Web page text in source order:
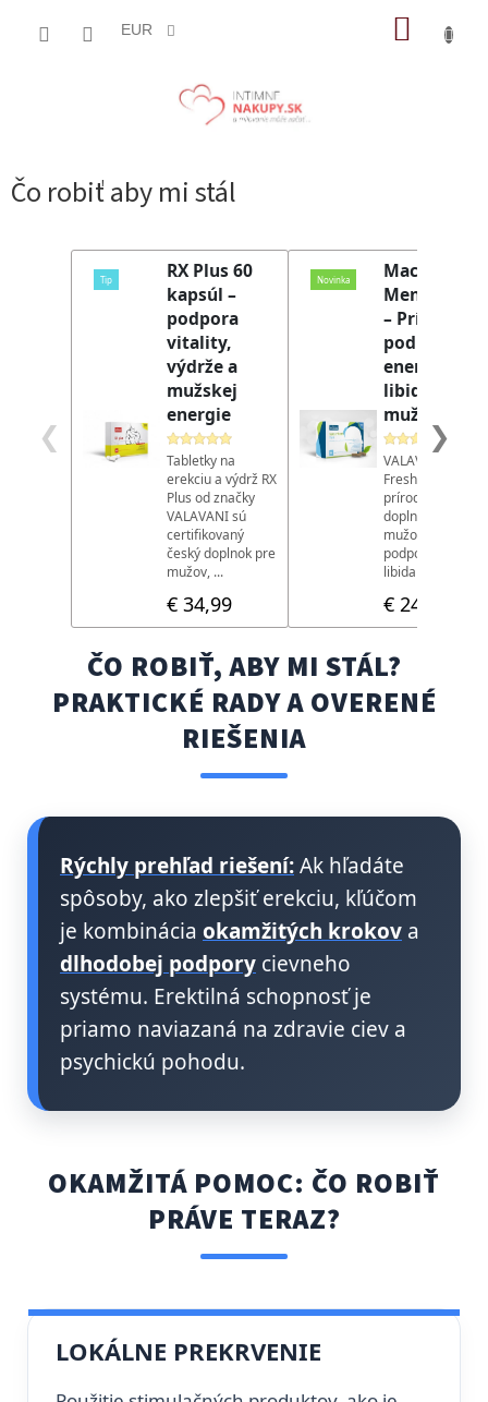
EUR
Čo robiť aby mi stál
ČO ROBIŤ, ABY MI STÁL?
PRAKTICKÉ RADY A OVERENÉ
RIEŠENIA
Rýchly prehľad riešení:Ak hľadáte
spôsoby, ako zlepšiť erekciu, kľúčom
je kombinácia okamžitých krokov a
dlhodobej podpory cievneho
systému. Erektilná schopnosť je
priamo naviazaná na zdravie ciev a
psychickú pohodu.
OKAMŽITÁ POMOC: ČO ROBIŤ
PRÁVE TERAZ?
LOKÁLNE PREKRVENIE